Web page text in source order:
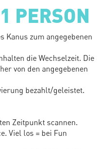
PERSON
Kanus zum angegebenen
die Wechselzeit. Die
von den angegebenen
bezahlt/geleistet.
Zeitpunkt scannen.
Viel los = bei Fun